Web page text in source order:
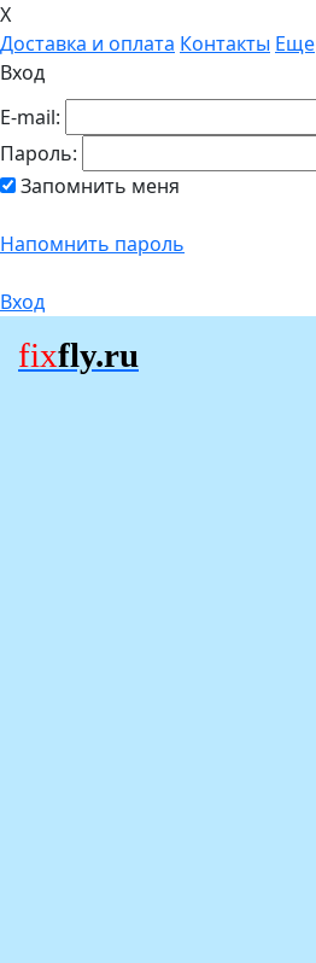
X
Доставка и оплата Контакты Еще
Вход
E-mail:
Пароль:
Запомнить меня
Напомнить пароль
Вход
fixfly.ru